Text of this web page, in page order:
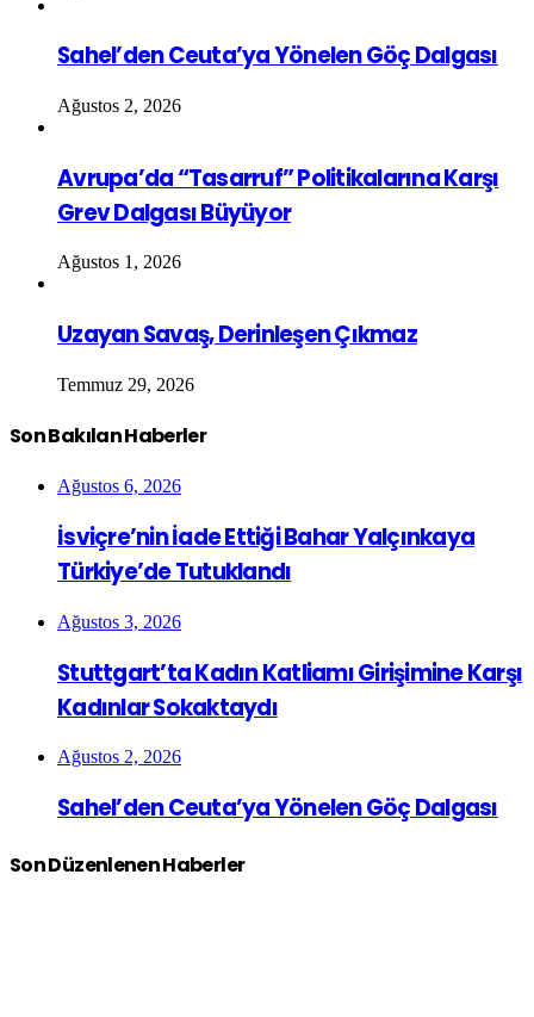
Sahel’den Ceuta’ya Yönelen Göç Dalgası
Ağustos 2, 2026
Avrupa’da “Tasarruf” Politikalarına Karşı
Grev Dalgası Büyüyor
Ağustos 1, 2026
Uzayan Savaş, Derinleşen Çıkmaz
Temmuz 29, 2026
Son Bakılan Haberler
Ağustos 6, 2026
İsviçre’nin İade Ettiği Bahar Yalçınkaya
Türkiye’de Tutuklandı
Ağustos 3, 2026
Stuttgart’ta Kadın Katliamı Girişimine Karşı
Kadınlar Sokaktaydı
Ağustos 2, 2026
Sahel’den Ceuta’ya Yönelen Göç Dalgası
Son Düzenlenen Haberler